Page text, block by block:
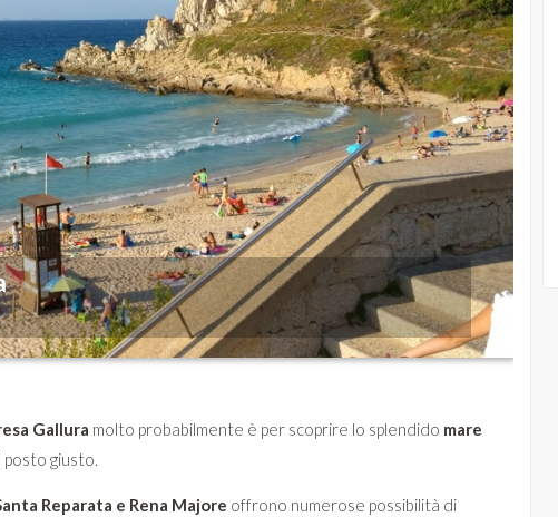
Gallura molto probabilmente è per scoprire lo splendido mare
giusto.
Reparata e Rena Majore offrono numerose possibilità di